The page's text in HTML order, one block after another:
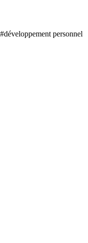
#développement personnel